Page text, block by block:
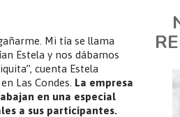
Mi tía se llama
Estela y nos dábamos
cuenta Estela
Las Condes. La empresa
en una especial
a sus participantes.